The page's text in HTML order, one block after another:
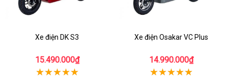
Xe điện DK S3
15.490.000₫
Xe điện Osakar VC Plus
14.990.000₫